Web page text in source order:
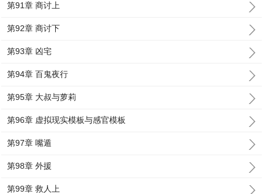
第91章 商讨上
第92章 商讨下
第93章 凶宅
第94章 百鬼夜行
第95章 大叔与萝莉
第96章 虚拟现实模板与感官模板
第97章 嘴遁
第98章 外援
第99章 救人上